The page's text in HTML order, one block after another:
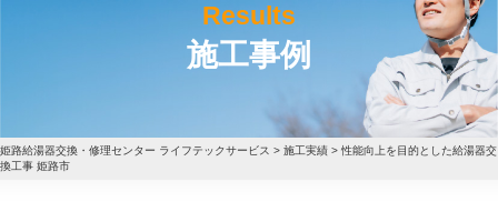
Results
施工事例
姫路給湯器交換・修理センター ライフテックサービス > 施工実績 > 性能向上を目的とした給湯器交
換工事 姫路市